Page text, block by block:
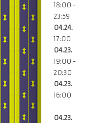
18:00 -
23:59
04.24.
17:00
04.23.
19:00 -
20:30
04.23.
16:00
04.23.